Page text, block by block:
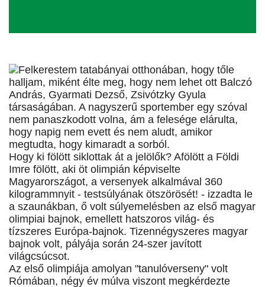
Felkerestem tatabányai otthonában, hogy tőle
halljam, miként élte meg, hogy nem lehet ott Balczó
András, Gyarmati Dezső, Zsivótzky Gyula
társaságában. A nagyszerű sportember egy szóval
nem panaszkodott volna, ám a felesége elárulta,
hogy napig nem evett és nem aludt, amikor
megtudta, hogy kimaradt a sorból.
Hogy ki fölött siklottak át a jelölők? Afölött a Földi
Imre fölött, aki öt olimpián képviselte
Magyarországot, a versenyek alkalmával 360
kilogrammnyit - testsúlyának ötszörösét! - izzadta le
a szaunákban, ő volt súlyemelésben az első magyar
olimpiai bajnok, emellett hatszoros világ- és
tízszeres Európa-bajnok. Tizennégyszeres magyar
bajnok volt, pályája során 24-szer javított
világcsúcsot.
Az első olimpiája amolyan "tanulóverseny" volt
Rómában, négy év múlva viszont megkérdezte